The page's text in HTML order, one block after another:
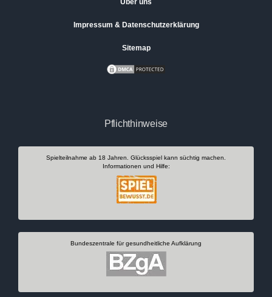
Über uns
Impressum & Datenschutzerklärung
Sitemap
Pflichthinweise
Spielteilnahme ab 18 Jahren. Glücksspiel kann süchtig machen.
Informationen und Hilfe:
Bundeszentrale für gesundheitliche Aufklärung